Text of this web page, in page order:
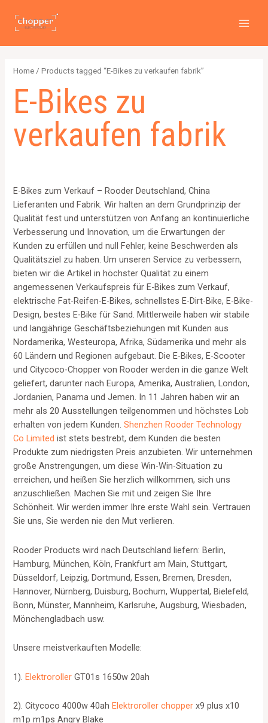
Inhalt
springen
p
r
o
d
u
s
d
u
c
t
s
d
u
c
t
s
d
u
c
t
s
d
u
c
t
s
r
o
d
u
c
Home / Products tagged “E-Bikes zu verkaufen fabrik”
E-Bikes zu
verkaufen fabrik
E-Bikes zum Verkauf – Rooder Deutschland, China
Lieferanten und Fabrik. Wir halten an dem Grundprinzip der
Qualität fest und unterstützen von Anfang an kontinuierliche
Verbesserung und Innovation, um die Erwartungen der
Kunden zu erfüllen und null Fehler, keine Beschwerden als
Qualitätsziel zu haben. Um unseren Service zu verbessern,
bieten wir die Artikel in höchster Qualität zu einem
angemessenen Verkaufspreis für E-Bikes zum Verkauf,
elektrische Fat-Reifen-E-Bikes, schnellstes E-Dirt-Bike, E-Bike-
Design, bestes E-Bike für Sand. Mittlerweile haben wir stabile
und langjährige Geschäftsbeziehungen mit Kunden aus
Nordamerika, Westeuropa, Afrika, Südamerika und mehr als
60 Ländern und Regionen aufgebaut. Die E-Bikes, E-Scooter
und Citycoco-Chopper von Rooder werden in die ganze Welt
geliefert, darunter nach Europa, Amerika, Australien, London,
Jordanien, Panama und Jemen. In 11 Jahren haben wir an
mehr als 20 Ausstellungen teilgenommen und höchstes Lob
erhalten von jedem Kunden.Shenzhen Rooder Technology
Co Limited ist stets bestrebt, dem Kunden die besten
Produkte zum niedrigsten Preis anzubieten. Wir unternehmen
große Anstrengungen, um diese Win-Win-Situation zu
erreichen, und heißen Sie herzlich willkommen, sich uns
anzuschließen. Machen Sie mit und zeigen Sie Ihre
Schönheit. Wir werden immer Ihre erste Wahl sein. Vertrauen
Sie uns, Sie werden nie den Mut verlieren.
Rooder Products wird nach Deutschland liefern: Berlin,
Hamburg, München, Köln, Frankfurt am Main, Stuttgart,
Düsseldorf, Leipzig, Dortmund, Essen, Bremen, Dresden,
Hannover, Nürnberg, Duisburg, Bochum, Wuppertal, Bielefeld,
Bonn, Münster, Mannheim, Karlsruhe, Augsburg, Wiesbaden,
Mönchengladbach usw.
Unsere meistverkauften Modelle:
1).Elektroroller GT01s 1650w 20ah
2). Citycoco 4000w 40ah Elektroroller chopper x9 plus x10
m1p m1ps Angry Blake